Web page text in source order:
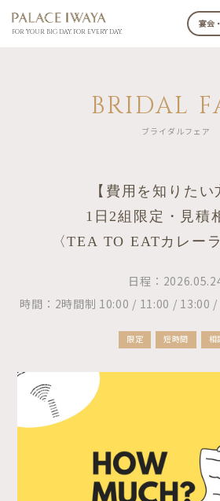
FOR YOUR BIG DAY. FOR EVERY DAY.
宴会
BRIDAL
ブライダルフェア
【費用を知りたい
1日2組限定・見積
〈TEA TO EATカレー
日程：
時間：2時間制 10:00 / 11:00 / 13:00
限定 短時間 相